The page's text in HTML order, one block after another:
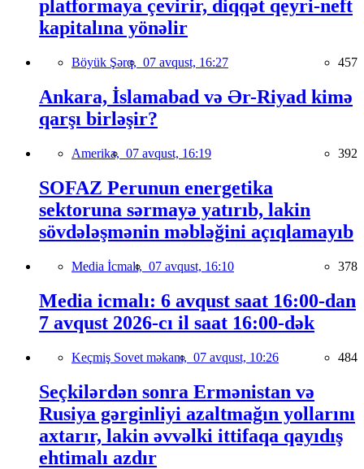
platformaya çevirir, diqqət qeyri-neft
kapitalına yönəlir
Böyük Şərq, 07 avqust, 16:27 457
Ankara, İslamabad və Ər-Riyad kimə
qarşı birləşir?
Amerika, 07 avqust, 16:19 392
SOFAZ Perunun energetika
sektoruna sərmayə yatırıb, lakin
sövdələşmənin məbləğini açıqlamayıb
Media İcmalı, 07 avqust, 16:10 378
Media icmalı: 6 avqust saat 16:00-dan
7 avqust 2026-cı il saat 16:00-dək
Keçmiş Sovet məkanı, 07 avqust, 10:26 484
Seçkilərdən sonra Ermənistan və
Rusiya gərginliyi azaltmağın yollarını
axtarır, lakin əvvəlki ittifaqa qayıdış
ehtimalı azdır